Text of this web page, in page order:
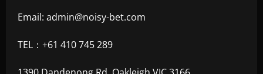
Email: admin@noisy-bet.com
TEL：+61 410 745 289